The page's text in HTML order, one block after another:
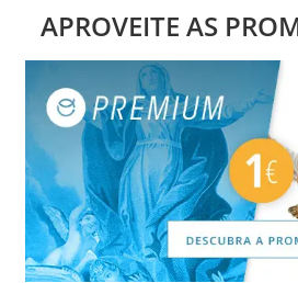
APROVEITE AS